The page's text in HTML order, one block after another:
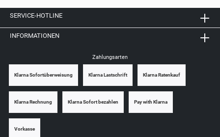
SERVICE-HOTLINE
INFORMATIONEN
Zahlungsarten
Klarna Sofortüberweisung Klarna Lastschrift Klarna Ratenkauf
Klarna Rechnung Klarna Sofort bezahlen Pay with Klarna
Vorkasse